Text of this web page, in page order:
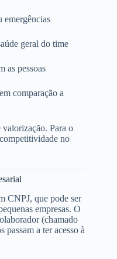
emergências
geral do time
as pessoas
comparação a
Para o
no
CNPJ, que pode ser
empresas. O
(chamado
a ter acesso à